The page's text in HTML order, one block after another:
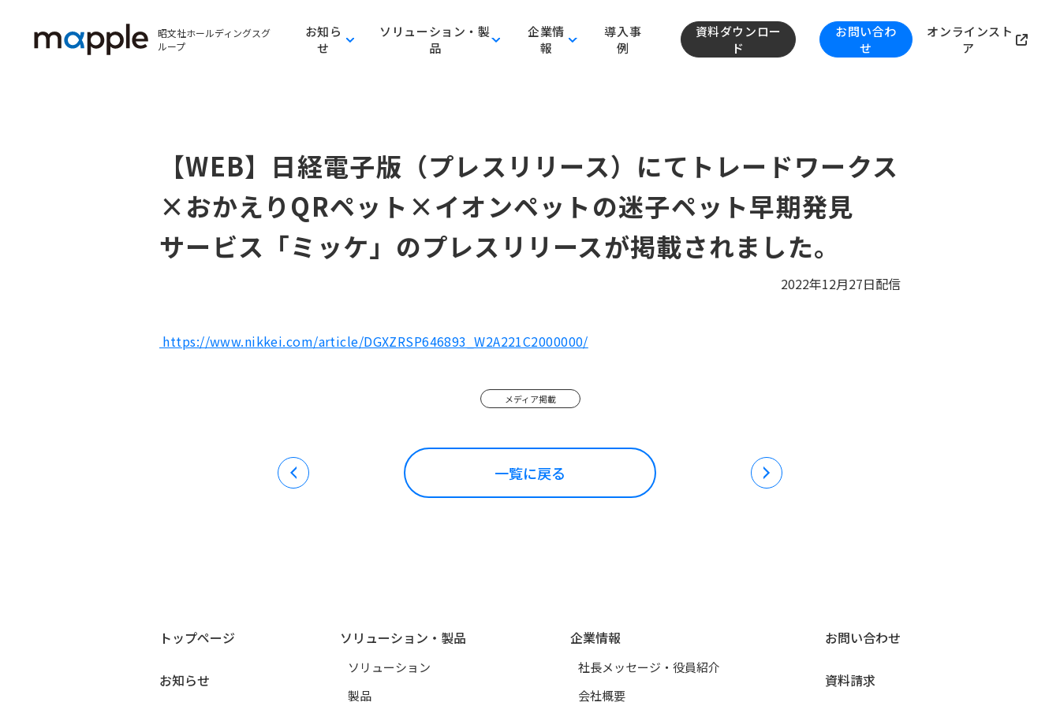
昭文社ホールディングスグ
ループ
お知ら
せ
ソリューション・製
品
企業情
報
導入事
例
資料ダウンロー
ド
お問い合わ
せ
オンラインスト
ア
【WEB】日経電子版（プレスリリース）にてトレードワークス
×おかえりQRペット×イオンペットの迷子ペット早期発見
サービス「ミッケ」のプレスリリースが掲載されました。
2022年12月27日配信
https://www.nikkei.com/article/DGXZRSP646893_W2A221C2000000/
メディア掲載
一覧に戻る
トップページ
お知らせ
ソリューション・製品
ソリューション
製品
企業情報
社長メッセージ・役員紹介
会社概要
お問い合わせ
資料請求